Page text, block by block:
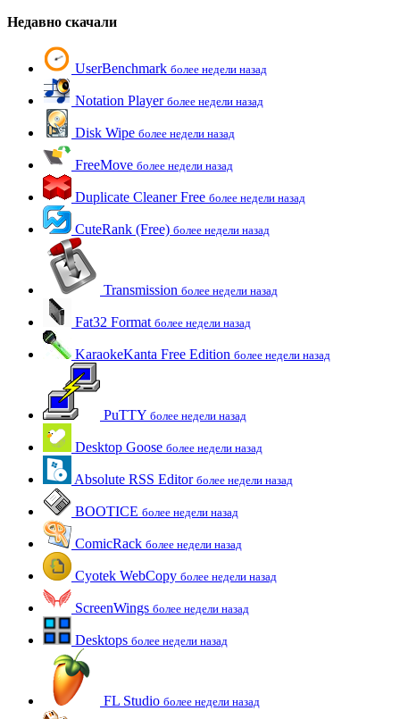
Недавно скачали
UserBenchmark более недели назад
Notation Player более недели назад
Disk Wipe более недели назад
FreeMove более недели назад
Duplicate Cleaner Free более недели назад
CuteRank (Free) более недели назад
Transmission более недели назад
Fat32 Format более недели назад
KaraokeKanta Free Edition более недели назад
PuTTY более недели назад
Desktop Goose более недели назад
Absolute RSS Editor более недели назад
BOOTICE более недели назад
ComicRack более недели назад
Cyotek WebCopy более недели назад
ScreenWings более недели назад
Desktops более недели назад
FL Studio более недели назад